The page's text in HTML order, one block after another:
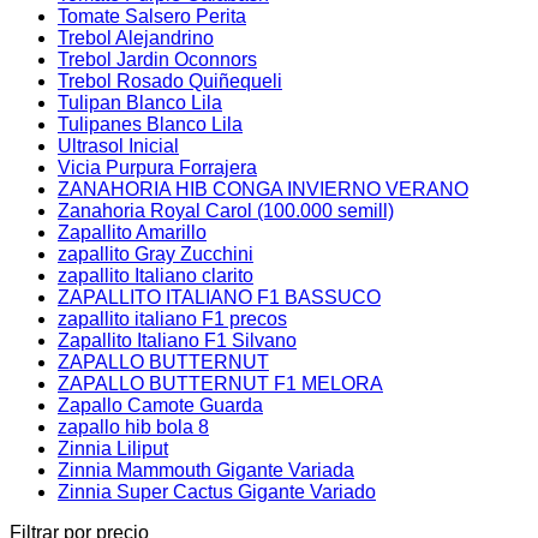
Tomate Salsero Perita
Trebol Alejandrino
Trebol Jardin Oconnors
Trebol Rosado Quiñequeli
Tulipan Blanco Lila
Tulipanes Blanco Lila
Ultrasol Inicial
Vicia Purpura Forrajera
ZANAHORIA HIB CONGA INVIERNO VERANO
Zanahoria Royal Carol (100.000 semill)
Zapallito Amarillo
zapallito Gray Zucchini
zapallito Italiano clarito
ZAPALLITO ITALIANO F1 BASSUCO
zapallito italiano F1 precos
Zapallito Italiano F1 Silvano
ZAPALLO BUTTERNUT
ZAPALLO BUTTERNUT F1 MELORA
Zapallo Camote Guarda
zapallo hib bola 8
Zinnia Liliput
Zinnia Mammouth Gigante Variada
Zinnia Super Cactus Gigante Variado
Filtrar por precio